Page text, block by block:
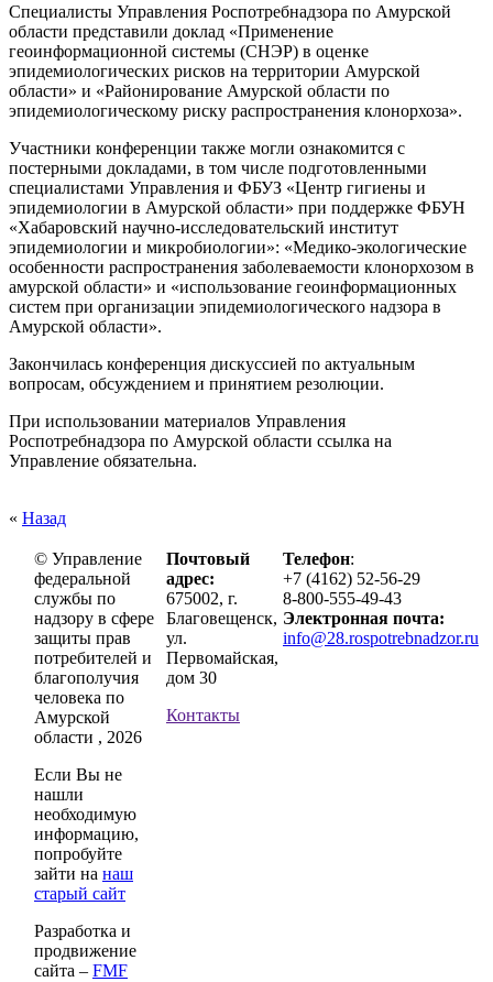
Специалисты Управления Роспотребнадзора по Амурской
области представили доклад «Применение
геоинформационной системы (СНЭР) в оценке
эпидемиологических рисков на территории Амурской
области» и «Районирование Амурской области по
эпидемиологическому риску распространения клонорхоза».
Участники конференции также могли ознакомится с
постерными докладами, в том числе подготовленными
специалистами Управления и ФБУЗ «Центр гигиены и
эпидемиологии в Амурской области» при поддержке ФБУН
«Хабаровский научно-исследовательский институт
эпидемиологии и микробиологии»: «Медико-экологические
особенности распространения заболеваемости клонорхозом в
амурской области» и «использование геоинформационных
систем при организации эпидемиологического надзора в
Амурской области».
Закончилась конференция дискуссией по актуальным
вопросам, обсуждением и принятием резолюции.
При использовании материалов Управления
Роспотребнадзора по Амурской области ссылка на
Управление обязательна.
« Назад
© Управление
федеральной
службы по
надзору в сфере
защиты прав
потребителей и
благополучия
человека по
Амурской
области , 2026
Если Вы не
нашли
необходимую
информацию,
попробуйте
зайти на наш
старый сайт
Разработка и
продвижение
сайта – FMF
Почтовый
адрес:
675002, г.
Благовещенск,
ул.
Первомайская,
дом 30
Контакты
Телефон:
+7 (4162) 52-56-29
8-800-555-49-43
Электронная почта:
info@28.rospotrebnadzor.ru